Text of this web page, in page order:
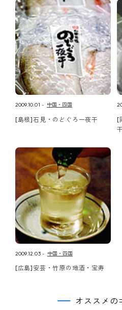
2009.10.01 中国・四国
[島根]石見・のどぐろ一夜干
[
2009.12.03 中国・四国
[広島]安芸・竹原の地酒・宝寿
オススメの